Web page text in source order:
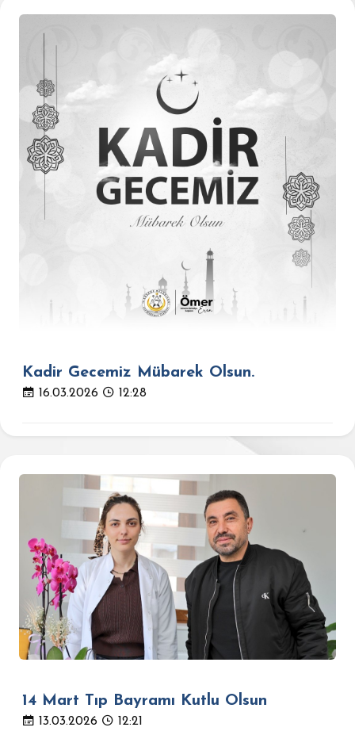
Kadir Gecemiz Mübarek Olsun.
16.03.2026 12:28
14 Mart Tıp Bayramı Kutlu Olsun
13.03.2026 12:21